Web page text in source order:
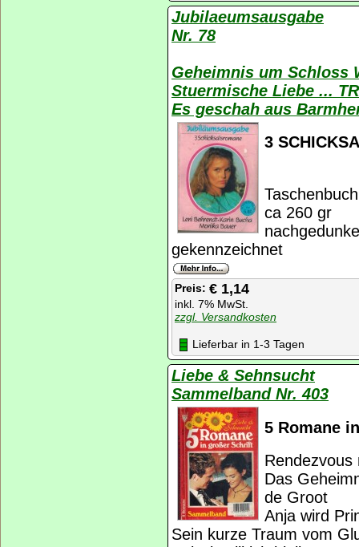
Jubilaeumsausgabe
Nr. 78
Geheimnis um Schloss
Stuermische Liebe ...
Es geschah aus
3
ca 260 gr
gekennzeichnet
Preis: € 1,14
inkl. 7% MwSt.
zzgl. Versandkosten
Lieferbar in 1-3 Tagen
Liebe & Sehnsucht
Sammelband Nr. 403
5 Romane
Das
de Groot
Anja wird
Sein kurze Traum vom